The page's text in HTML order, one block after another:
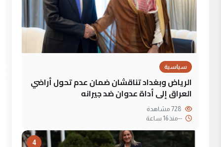
سياسية
الرياض وبغداد تناقشان ضمان عدم تحول أراضي
العراق إلى أداة عدوان ضد جيرانه
--منذ 16 ساعة
4